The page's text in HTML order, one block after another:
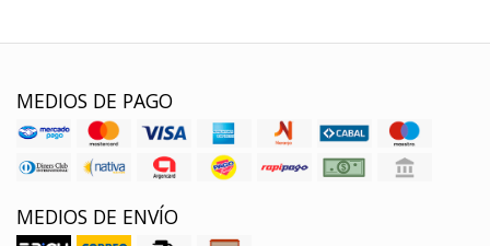
MEDIOS DE PAGO
MEDIOS DE ENVÍO